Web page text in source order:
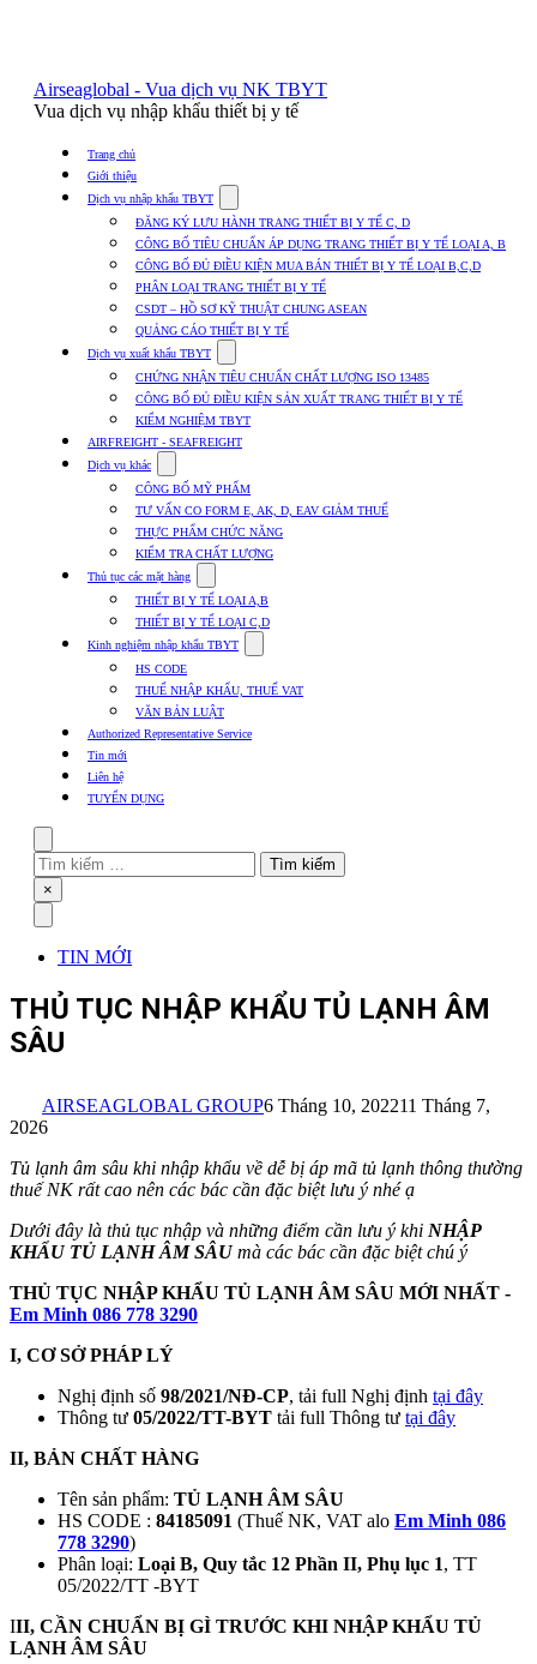
Airseaglobal - Vua dịch vụ NK TBYT
Vua dịch vụ nhập khẩu thiết bị y tế
Trang chủ
Giới thiệu
Dịch vụ nhập khẩu TBYT
submenu
for
Dịch
vụ
nhập
khẩu
TBYT
ĐĂNG KÝ LƯU HÀNH TRANG THIẾT BỊ Y TẾ C, D
CÔNG BỐ TIÊU CHUẨN ÁP DỤNG TRANG THIẾT BỊ Y TẾ LOẠI A, B
CÔNG BỐ ĐỦ ĐIỀU KIỆN MUA BÁN THIẾT BỊ Y TẾ LOẠI B,C,D
PHÂN LOẠI TRANG THIẾT BỊ Y TẾ
CSDT – HỒ SƠ KỸ THUẬT CHUNG ASEAN
QUẢNG CÁO THIẾT BỊ Y TẾ
Dịch vụ xuất khẩu TBYT
submenu
for
Dịch
vụ
xuất
TBYT
CHỨNG NHẬN TIÊU CHUẨN CHẤT LƯỢNG ISO 13485
CÔNG BỐ ĐỦ ĐIỀU KIỆN SẢN XUẤT TRANG THIẾT BỊ Y TẾ
KIỂM NGHIỆM TBYT
AIRFREIGHT - SEAFREIGHT
Dịch vụ khác
submenu
for
Dịch
vụ
khác
CÔNG BỐ MỸ PHẨM
TƯ VẤN CO FORM E, AK, D, EAV GIẢM THUẾ
THỰC PHẨM CHỨC NĂNG
KIỂM TRA CHẤT LƯỢNG
Thủ tục các mặt hàng
submenu
for
Thủ
tục
mặt
hàng
THIẾT BỊ Y TẾ LOẠI A,B
THIẾT BỊ Y TẾ LOẠI C,D
Kinh nghiệm nhập khẩu TBYT
submenu
Kinh
HS CODE
THUẾ NHẬP KHẨU, THUẾ VAT
VĂN BẢN LUẬT
Authorized Representative Service
Tin mới
Liên hệ
TUYỂN DỤNG
Tìm
kiếm
cho:
Close
×
TIN MỚI
THỦ TỤC NHẬP KHẨU TỦ LẠNH ÂM
SÂU
AIRSEAGLOBAL GROUP6 Tháng 10, 202211 Tháng 7,
2026
Tủ lạnh âm sâu khi nhập khẩu về dễ bị áp mã tủ lạnh thông thường
thuế NK rất cao nên các bác cần đặc biệt lưu ý nhé ạ
Dưới đây là thủ tục nhập và những điểm cần lưu ý khi NHẬP
KHẨU TỦ LẠNH ÂM SÂUmà các bác cần đặc biệt chú ý
THỦ TỤC NHẬP KHẨU TỦ LẠNH ÂM SÂU MỚI NHẤT -
Em Minh 086 778 3290
I, CƠ SỞ PHÁP LÝ
Nghị định số 98/2021/NĐ-CP, tải full Nghị định tại đây
Thông tư 05/2022/TT-BYT tải full Thông tư tại đây
II, BẢN CHẤT HÀNG
Tên sản phẩm: TỦ LẠNH ÂM SÂU
HS CODE : 84185091 (Thuế NK, VAT alo Em Minh 086
778 3290)
Phân loại: Loại B, Quy tắc 12 Phần II, Phụ lục 1, TT
05/2022/TT -BYT
III, CẦN CHUẨN BỊ GÌ TRƯỚC KHI NHẬP KHẨU TỦ
LẠNH ÂM SÂU